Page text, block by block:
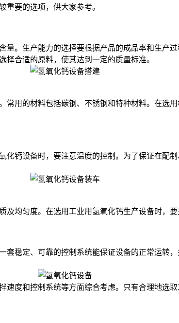
重要的选项，供大家参考。
。生产能力的选择要根据产品的成品率和生产
合适的原料，使其达到一定的质量标准。
的材料包括碳钢、不锈钢和特种材料。在选
钙设备时，要注意温度的控制。为了保证在配
匀度。在选用工业用氢氧化钙生产设备时，要
定、可靠的控制系统能保证设备的正常运转
和控制系统等方面综合考虑。只有合理地选